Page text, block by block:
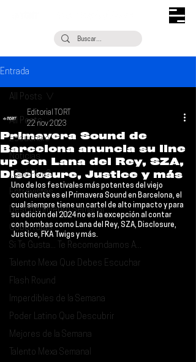
Entrada
All Posts
Escúchalo
Noticias
¿Qué Plan?
Entrevistas
Descubrimiento Semanal
Coberturas
Si Te Gusta... Te Recomendamos A...
Talento Mexa Que Debes Escuchar
Flash Round
Imperdibles de la Semana
Poder Latino Que Descubrir
Mejores de la Semana
Talento Mexa Semanal
All Posts
Primavera Sound de
Barcelona anuncia su line
up con Lana del Rey, SZA,
Disclosure, Justice y más
Editorial TORT
22 nov 2023
Uno de los festivales más potentes del viejo
continente es el
Primavera Sound en Barcelona, el
cual siempre tiene un cartel de alto impacto y para
su edición del 2024 no es la excepción al contar
con bombas como Lana del Rey, SZA, Disclosure,
Justice, FKA Twigs y más.